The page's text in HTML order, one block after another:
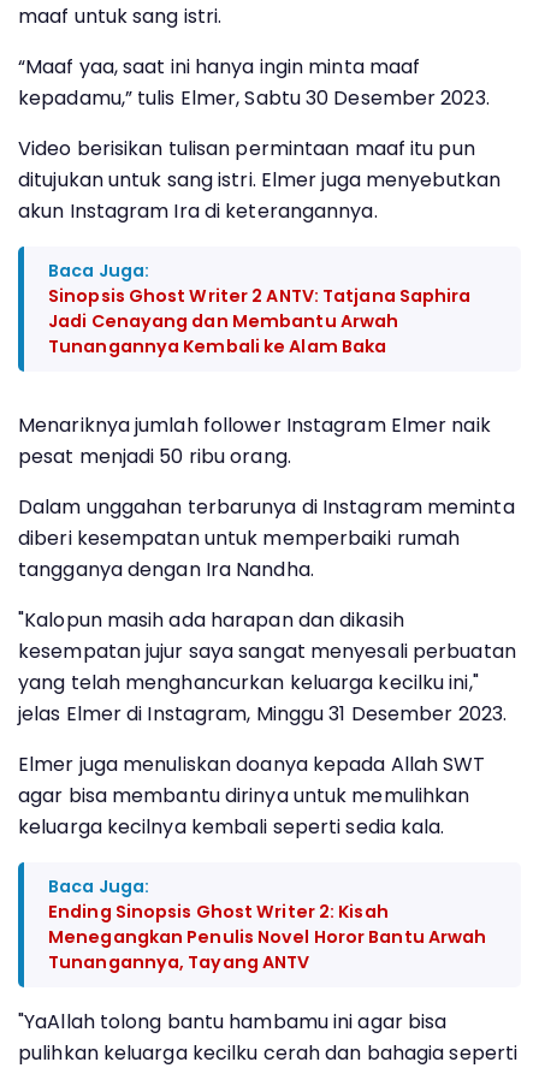
maaf untuk sang istri.
“Maaf yaa, saat ini hanya ingin minta maaf
kepadamu,” tulis Elmer, Sabtu 30 Desember 2023.
Video berisikan tulisan permintaan maaf itu pun
ditujukan untuk sang istri. Elmer juga menyebutkan
akun Instagram Ira di keterangannya.
Baca Juga:
Sinopsis Ghost Writer 2 ANTV: Tatjana Saphira
Jadi Cenayang dan Membantu Arwah
Tunangannya Kembali ke Alam Baka
Menariknya jumlah follower Instagram Elmer naik
pesat menjadi 50 ribu orang.
Dalam unggahan terbarunya di Instagram meminta
diberi kesempatan untuk memperbaiki rumah
tangganya dengan Ira Nandha.
"Kalopun masih ada harapan dan dikasih
kesempatan jujur saya sangat menyesali perbuatan
yang telah menghancurkan keluarga kecilku ini,"
jelas Elmer di Instagram, Minggu 31 Desember 2023.
Elmer juga menuliskan doanya kepada Allah SWT
agar bisa membantu dirinya untuk memulihkan
keluarga kecilnya kembali seperti sedia kala.
Baca Juga:
Ending Sinopsis Ghost Writer 2: Kisah
Menegangkan Penulis Novel Horor Bantu Arwah
Tunangannya, Tayang ANTV
"YaAllah tolong bantu hambamu ini agar bisa
pulihkan keluarga kecilku cerah dan bahagia seperti